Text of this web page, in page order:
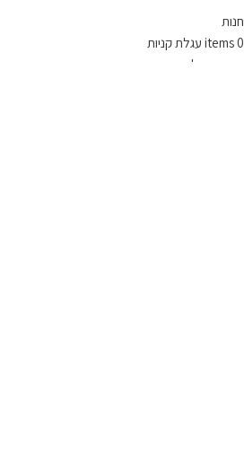
חנות
0
items עגלת קניות
החשבון שלי